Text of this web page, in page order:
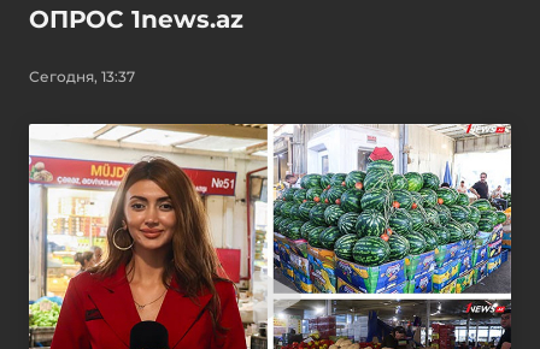
ОПРОС 1news.az
Сегодня, 13:37